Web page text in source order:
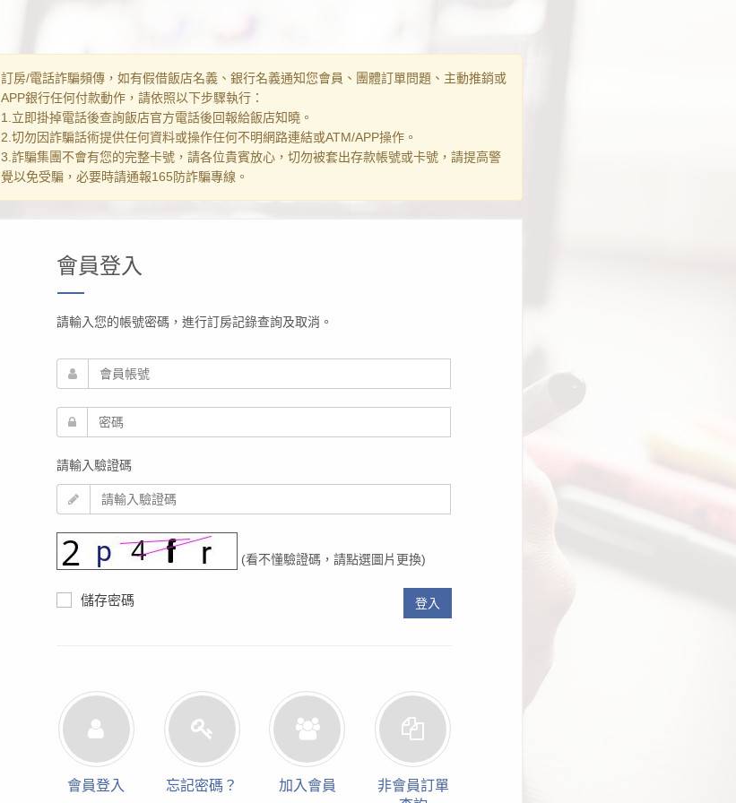
訂房/電話詐騙頻傳，如有假借飯店名義、銀行名義通知您會員、團體訂單問題、主動推銷或
APP銀行任何付款動作，請依照以下步驟執行：
1.立即掛掉電話後查詢飯店官方電話後回報給飯店知曉。
2.切勿因詐騙話術提供任何資料或操作任何不明網路連結或ATM/APP操作。
3.詐騙集團不會有您的完整卡號，請各位貴賓放心，切勿被套出存款帳號或卡號，請提高警
覺以免受騙，必要時請通報165防詐騙專線。
會員登入
請輸入您的帳號密碼，進行訂房記錄查詢及取消。
請輸入驗證碼
(看不懂驗證碼，請點選圖片更換)
儲存密碼 登入
會員登入 忘記密碼？ 加入會員
非會員訂單